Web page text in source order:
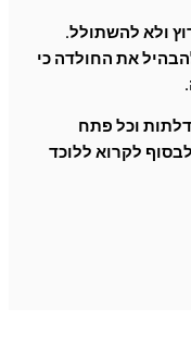
ולא להשתולל.
את החולדה כי
וכל פתח
לקרוא ללוכד